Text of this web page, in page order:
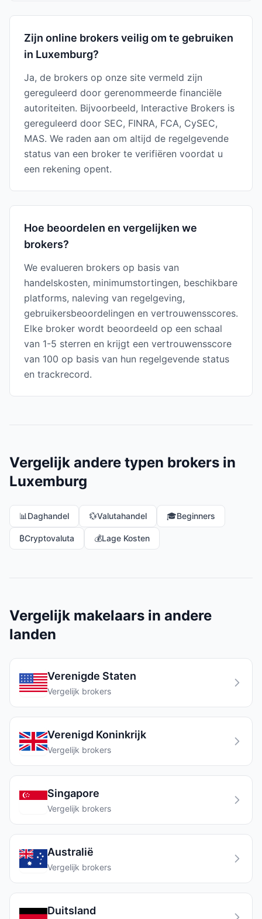
Zijn online brokers veilig om te gebruiken
in Luxemburg?
Ja, de brokers op onze site vermeld zijn
gereguleerd door gerenommeerde financiële
autoriteiten. Bijvoorbeeld, Interactive Brokers is
gereguleerd door SEC, FINRA, FCA, CySEC,
MAS. We raden aan om altijd de regelgevende
status van een broker te verifiëren voordat u
een rekening opent.
Hoe beoordelen en vergelijken we
brokers?
We evalueren brokers op basis van
handelskosten, minimumstortingen, beschikbare
platforms, naleving van regelgeving,
gebruikersbeoordelingen en vertrouwensscores.
Elke broker wordt beoordeeld op een schaal
van 1-5 sterren en krijgt een vertrouwensscore
van 100 op basis van hun regelgevende status
en trackrecord.
Vergelijk andere typen brokers in
Luxemburg
📊 Daghandel 💱Valutahandel 🎓Beginners
₿Cryptovaluta 💰Lage Kosten
Vergelijk makelaars in andere
landen
Verenigde Staten
Vergelijk brokers
Verenigd Koninkrijk
Vergelijk brokers
Singapore
Vergelijk brokers
Australië
Vergelijk brokers
Duitsland